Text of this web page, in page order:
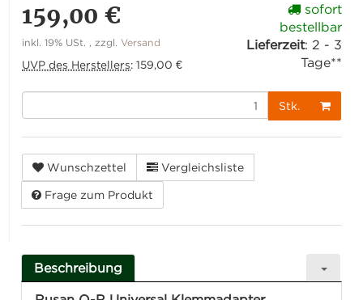
159,00 €
inkl. 19% USt. , zzgl.Versand
UVP des Herstellers:159,00 €
sofort
bestellbar
Lieferzeit: 2 - 3
Tage**
Stk.
Wunschzettel Vergleichsliste
Frage zum Produkt
Beschreibung